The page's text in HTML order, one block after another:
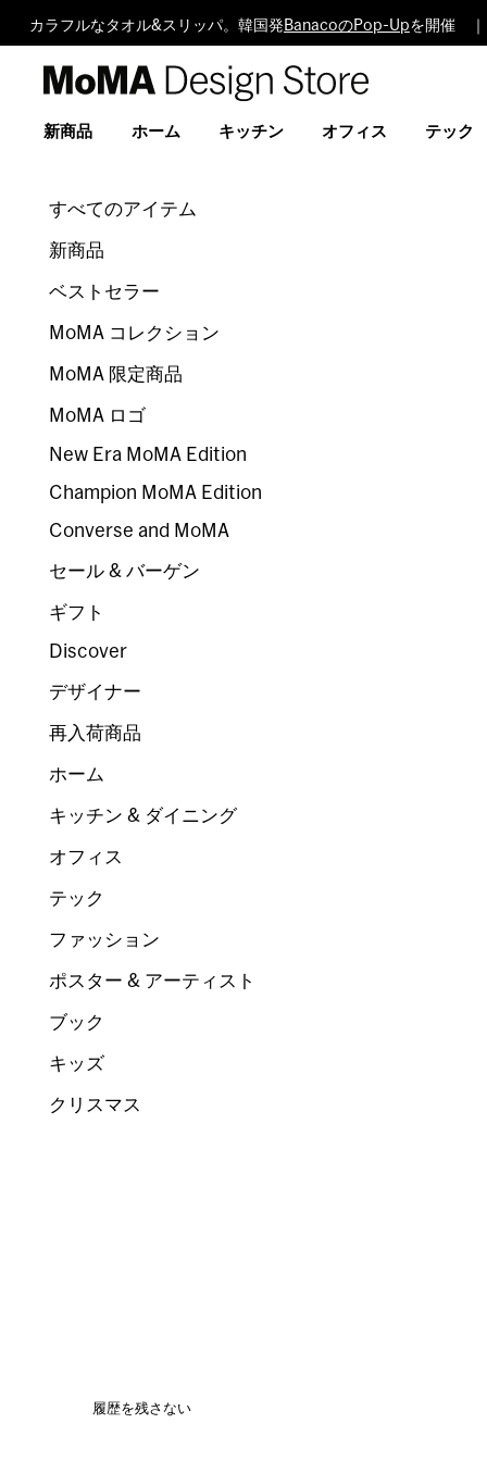
カラフルなタオル&スリッパ。韓国発 BanacoのPop-Upを開催
Design
新商品 ホーム キッチン オフィス テック
すべてのアイテム
新商品
ベストセラー
MoMA コレクション
MoMA 限定商品
MoMA ロゴ
New Era MoMA Edition
Champion MoMA Edition
Converse and MoMA
セール & バーゲン
ギフト
Discover
デザイナー
再入荷商品
ホーム
キッチン & ダイニング
オフィス
テック
ファッション
ポスター & アーティスト
ブック
キッズ
クリスマス
履歴を残さない